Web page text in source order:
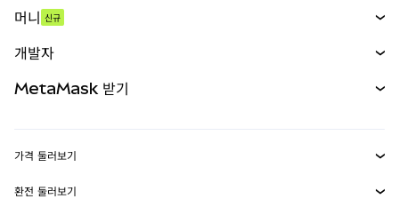
무기한 선물
실물자산
머니 신규
개발자
MetaMask Connect
MetaMask 받기
가격 둘러보기
이더리움 가격
환전 둘러보기